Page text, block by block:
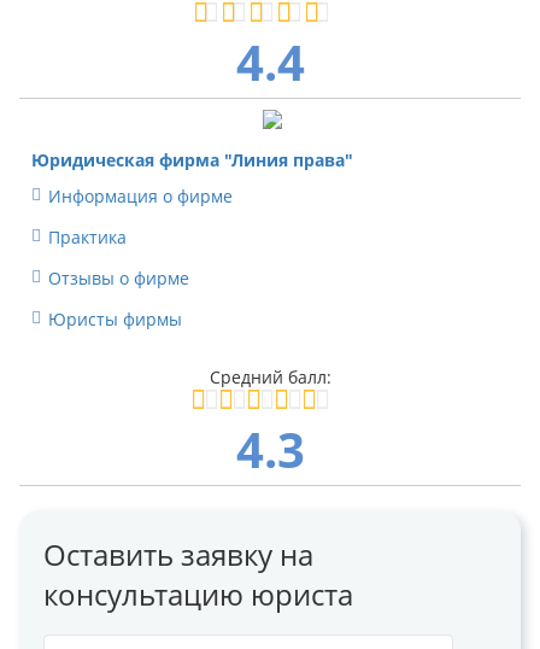
4.4
Юридическая фирма "Линия права"
Информация о фирме
Практика
Отзывы о фирме
Юристы фирмы
4.3
Оставить заявку на
консультацию юриста